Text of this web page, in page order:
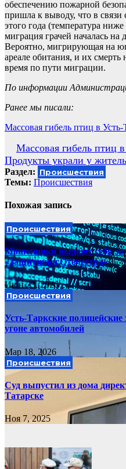
обеспечению пожарной
пришла к выводу, что в связи
этого года (температура
миграция грачей началась
Вероятно, мигрирующая на юг
ареале обитания, и их смерть
время по пути миграции.
По информации
Ранее мы писали:
Массовая гибель птиц в Усть-
Навигация
по
записям
Массовая гибель птиц
Продукты украли у
Раздел: Происшествия
Темы: Происшествия
Похожая запись
Происшествия
Мошенники выдают себя за
«Защитники Отечества»
Июн 23, 2026
Происшествия
Усть-Таркские
угоне автомобилей
Мар 18, 2026
Происшествия
Суд выпустил из дома
Татарске
Ноя 7, 2025